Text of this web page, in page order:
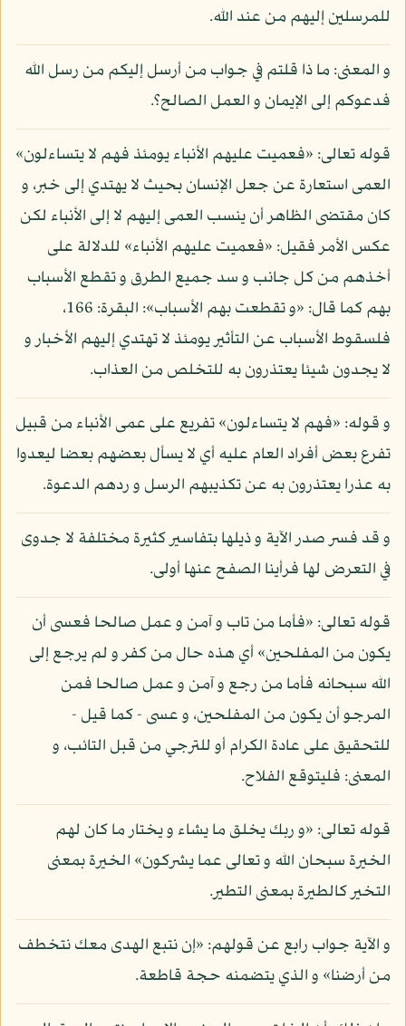
للمرسلين إليهم من عند الله.
و المعنى: ما ذا قلتم في جواب من أرسل إليكم من رسل الله
فدعوكم إلى الإيمان و العمل الصالح؟.
قوله تعالى: «فعميت عليهم الأنباء يومئذ فهم لا يتساءلون»
العمى استعارة عن جعل الإنسان بحيث لا يهتدي إلى خبر، و
كان مقتضى الظاهر أن ينسب العمى إليهم لا إلى الأنباء لكن
عكس الأمر فقيل: «فعميت عليهم الأنباء» للدلالة على
أخذهم من كل جانب و سد جميع الطرق و تقطع الأسباب
بهم كما قال: «و تقطعت بهم الأسباب»: البقرة: 166،
فلسقوط الأسباب عن التأثير يومئذ لا تهتدي إليهم الأخبار و
لا يجدون شيئا يعتذرون به للتخلص من العذاب.
و قوله: «فهم لا يتساءلون» تفريع على عمى الأنباء من قبيل
تفرع بعض أفراد العام عليه أي لا يسأل بعضهم بعضا ليعدوا
به عذرا يعتذرون به عن تكذيبهم الرسل و ردهم الدعوة.
و قد فسر صدر الآية و ذيلها بتفاسير كثيرة مختلفة لا جدوى
في التعرض لها فرأينا الصفح عنها أولى.
قوله تعالى: «فأما من تاب و آمن و عمل صالحا فعسى أن
يكون من المفلحين» أي هذه حال من كفر و لم يرجع إلى
الله سبحانه فأما من رجع و آمن و عمل صالحا فمن
المرجو أن يكون من المفلحين، و عسى - كما قيل -
للتحقيق على عادة الكرام أو للترجي من قبل التائب، و
المعنى: فليتوقع الفلاح.
قوله تعالى: «و ربك يخلق ما يشاء و يختار ما كان لهم
الخيرة سبحان الله و تعالى عما يشركون» الخيرة بمعنى
التخير كالطيرة بمعنى التطير.
و الآية جواب رابع عن قولهم: «إن نتبع الهدى معك نتخطف
من أرضنا» و الذي يتضمنه حجة قاطعة.